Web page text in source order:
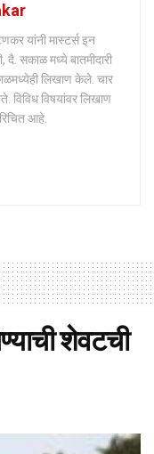
यांनी मास्टर्स इन
दै. सकाळ मध्ये बातमीदारी
लिखाण केले. चार
विविध विषयांवर लिखाण
आहे.
शेवटची